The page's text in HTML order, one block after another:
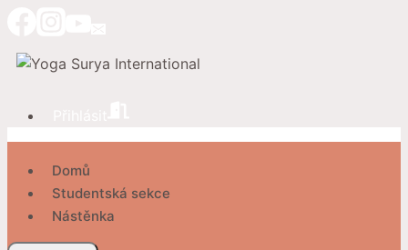
obsah
Domů
Studentská sekce
Nástěnka